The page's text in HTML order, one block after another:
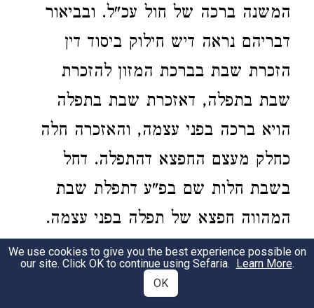
המשנה ברכה של חול עכ"ל. ובביאור
דבריהם נראה דיש חילוק ביסוד דין
הזכרת שבת בברכת המזון להזכרת
שבת בתפלה, דאזכרת שבת בתפלה
הויא ברכה בפני עצמה, והאזכרה חלה
כחלק מעצם החפצא דהתפלה. דחל
בשבת חלות שם בפ"ע דתפלת שבת
המהווה חפצא של תפלה בפני עצמה.
ואילו ההזכרה בברכת המזון אינה אלא
קיום אזכרה בלבד.
We use cookies to give you the best experience possible on
our site. Click OK to continue using Sefaria. Learn More.
OK